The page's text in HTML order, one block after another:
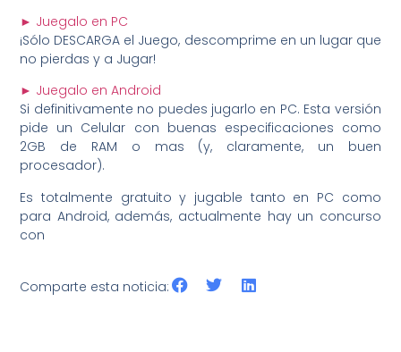
► Juegalo en PC
¡Sólo DESCARGA el Juego, descomprime en un lugar que
no pierdas y a Jugar!
► Juegalo en Android
Si definitivamente no puedes jugarlo en PC. Esta versión
pide un Celular con buenas especificaciones como
2GB de RAM o mas (y, claramente, un buen
procesador).
Es totalmente gratuito y jugable tanto en PC como
para Android, además, actualmente hay un concurso
con
Comparte esta noticia: